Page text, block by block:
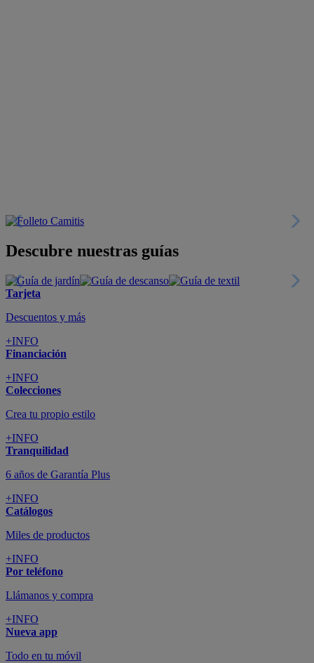
Descubre nuestras guías
Tarjeta
Descuentos y más
+INFO
Financiación
+INFO
Colecciones
Crea tu propio estilo
+INFO
Tranquilidad
6 años de Garantía Plus
+INFO
Catálogos
Miles de productos
+INFO
Por teléfono
Llámanos y compra
+INFO
Nueva app
Todo en tu móvil